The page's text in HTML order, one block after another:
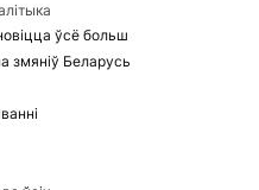
ўсё больш
змяніў Беларусь